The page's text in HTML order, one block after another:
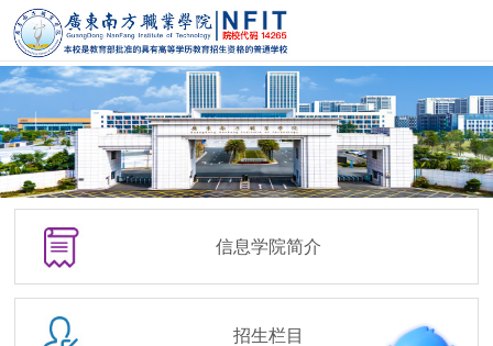
信息学院简介
招生栏目